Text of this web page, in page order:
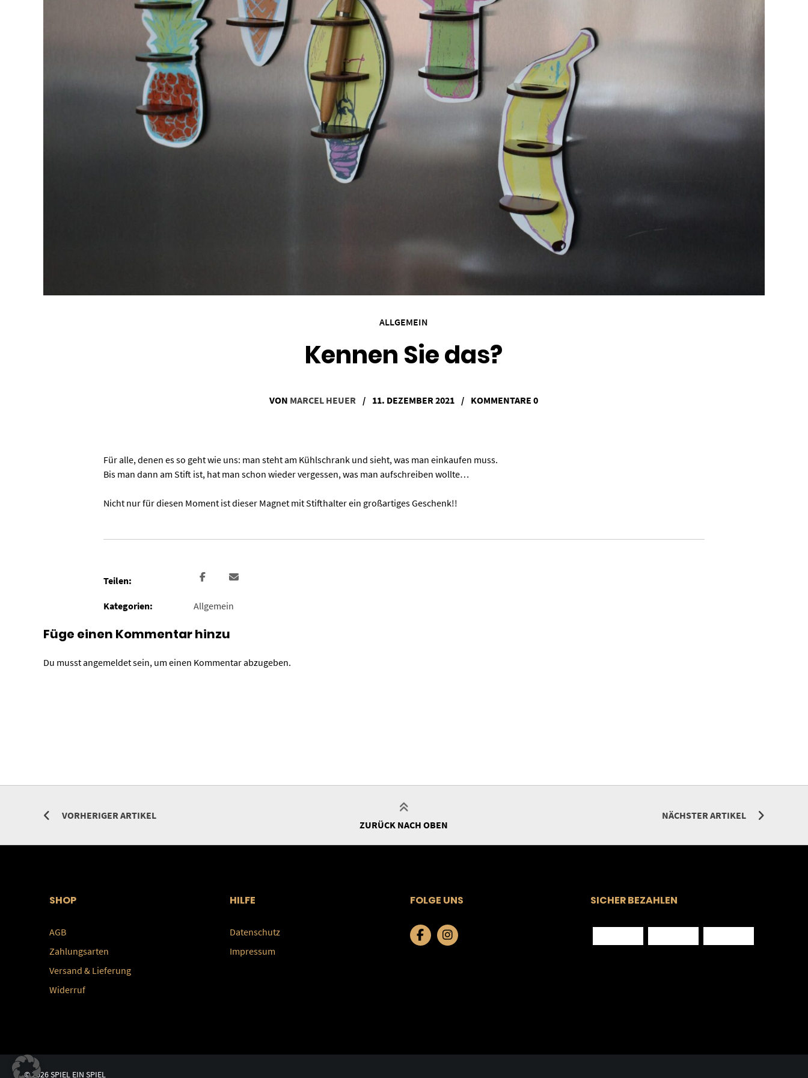
ALLGEMEIN
Kennen Sie das?
VON MARCEL HEUER / 11. DEZEMBER 2021 / KOMMENTARE 0
Für alle, denen es so geht wie uns: man steht am Kühlschrank und sieht, was man einkaufen muss.
Bis man dann am Stift ist, hat man schon wieder vergessen, was man aufschreiben wollte…
Nicht nur für diesen Moment ist dieser Magnet mit Stifthalter ein großartiges Geschenk!!
Teilen:
Kategorien: Allgemein
Füge einen Kommentar hinzu
Du musstangemeldetsein, um einen Kommentar abzugeben.
VORHERIGER ARTIKEL
NÄCHSTER ARTIKEL
ZURÜCK NACH OBEN
SHOP
AGB
Zahlungsarten
Versand & Lieferung
Widerruf
HILFE
Datenschutz
Impressum
FOLGE UNS SICHER BEZAHLEN
© 2026 SPIEL EIN SPIEL